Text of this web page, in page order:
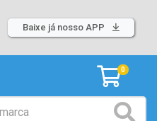
Baixe já nosso APP
0